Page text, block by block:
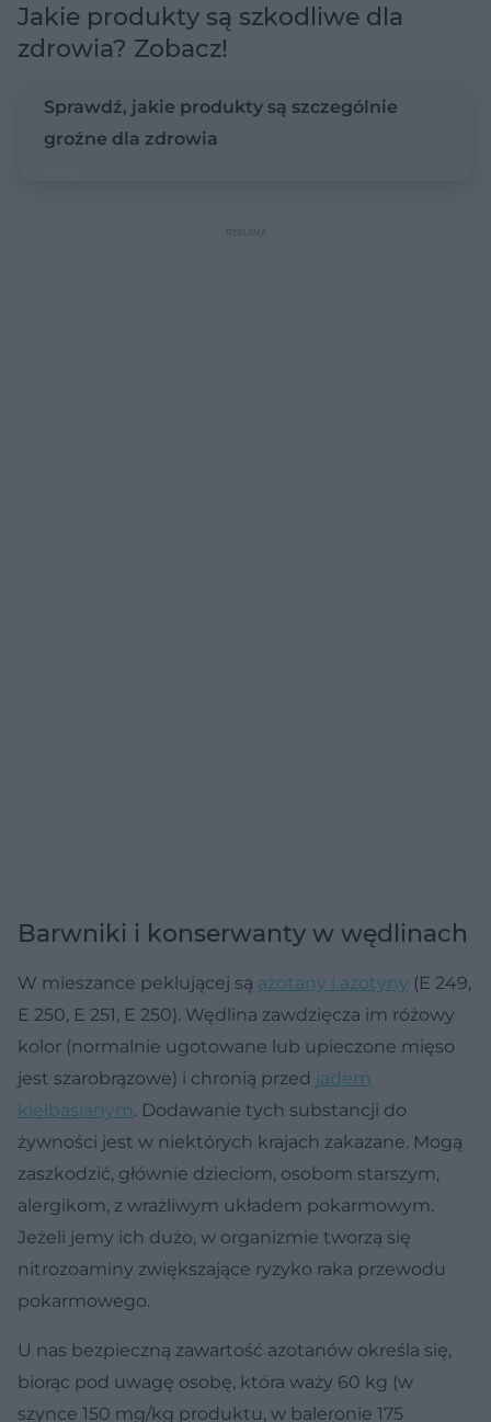
Jakie produkty są szkodliwe dla
zdrowia? Zobacz!
Sprawdź, jakie produkty są szczególnie
groźne dla zdrowia
Barwniki i konserwanty w wędlinach
W mieszance peklującej są azotany i azotyny (E 249,
E 250, E 251, E 250). Wędlina zawdzięcza im różowy
kolor (normalnie ugotowane lub upieczone mięso
jest szarobrązowe) i chronią przed jadem
kiełbasianym. Dodawanie tych substancji do
żywności jest w niektórych krajach zakazane. Mogą
zaszkodzić, głównie dzieciom, osobom starszym,
alergikom, z wrażliwym układem pokarmowym.
Jeżeli jemy ich dużo, w organizmie tworzą się
nitrozoaminy zwiększające ryzyko raka przewodu
pokarmowego.
U nas bezpieczną zawartość azotanów określa się,
biorąc pod uwagę osobę, która waży 60 kg (w
szynce 150 mg/kg produktu, w baleronie 175